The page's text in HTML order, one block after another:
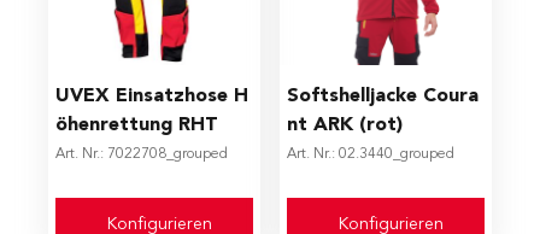
UVEX Einsatzhose H
öhenrettung RHT
Art. Nr.: 7022708_grouped
The price depends on the options chosen on the
Konfigurieren
Softshelljacke Coura
nt ARK (rot)
Art. Nr.: 02.3440_grouped
The price depends on the
Konfigurieren